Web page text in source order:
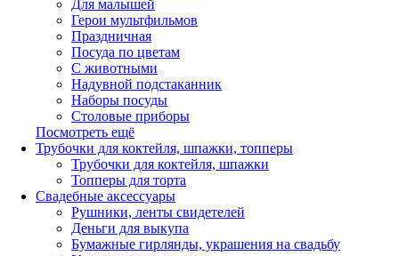
Для малышей
Герои мультфильмов
Праздничная
Посуда по цветам
С животными
Надувной подстаканник
Наборы посуды
Столовые приборы
Посмотреть ещё
Трубочки для коктейля, шпажки, топперы
Трубочки для коктейля, шпажки
Топперы для торта
Свадебные аксессуары
Рушники, ленты свидетелей
Деньги для выкупа
Бумажные гирлянды, украшения на свадьбу